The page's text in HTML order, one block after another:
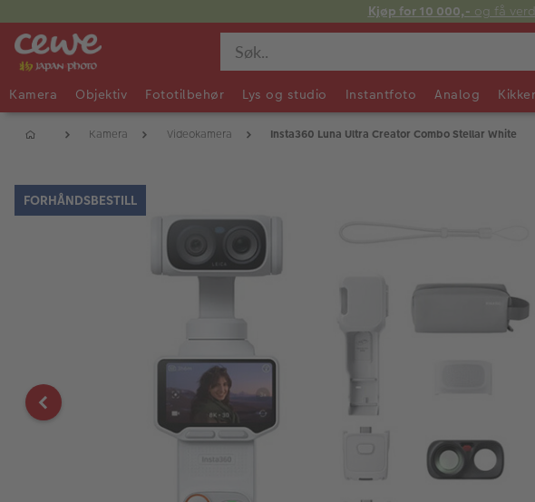
Kjøp for 10 000,- og få
Kamera Objektiv Fototilbehør Lys og studio Instantfoto Analog
Kamera Videokamera Insta360 Luna Ultra Creator Combo Stellar White
FORHÅNDSBESTILL